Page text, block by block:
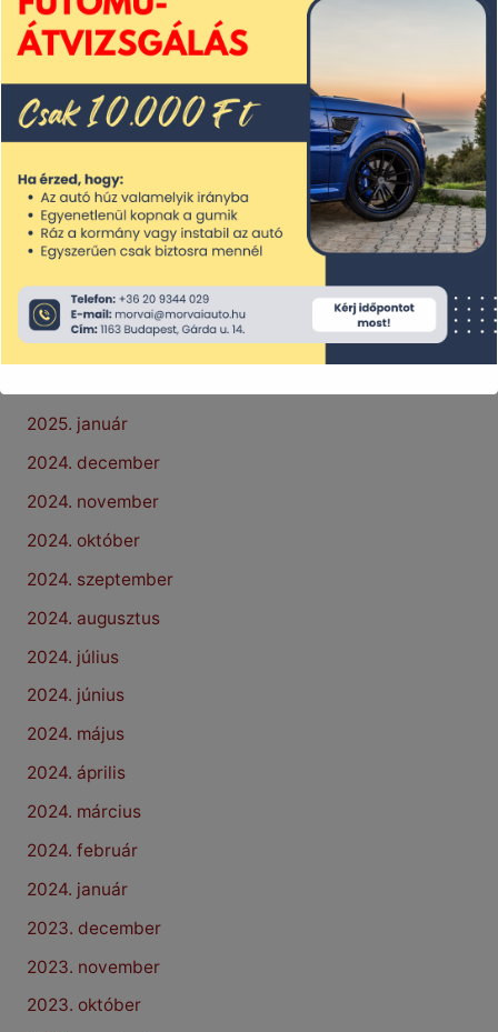
2025. november
2025. szeptember
2025. július
2025. június
2025. április
2025. március
2025. január
2024. december
2024. november
2024. október
2024. szeptember
2024. augusztus
2024. július
2024. június
2024. május
2024. április
2024. március
2024. február
2024. január
2023. december
2023. november
2023. október